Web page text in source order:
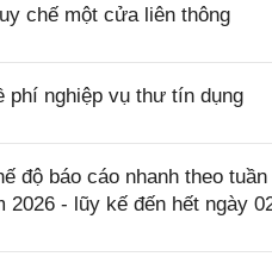
chế một cửa liên thông
phí nghiệp vụ thư tín dụng
độ báo cáo nhanh theo
- lũy kế đến hết ngày